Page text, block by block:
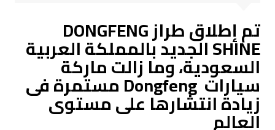
تم إطلاق طراز DONGFENG
SHINE الجديد بالمملكة العربية
السعودية، وما زالت ماركة
سيارات Dongfeng مستمرة فى
زيادة انتشارها على مستوى
العالم